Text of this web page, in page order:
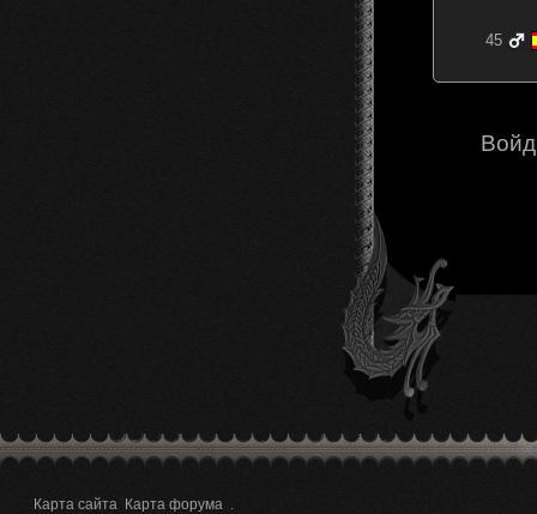
45
Карта сайта Карта форума